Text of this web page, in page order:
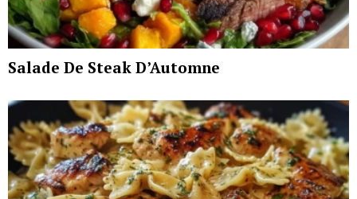
Salade De Steak D’Automne